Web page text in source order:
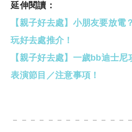
延伸閱讀：
【親子好去處】小朋友要放電
玩好去處推介！
【親子好去處】一歲bb迪士尼
表演節目／注意事項！
－－－－－－－－－－－－－